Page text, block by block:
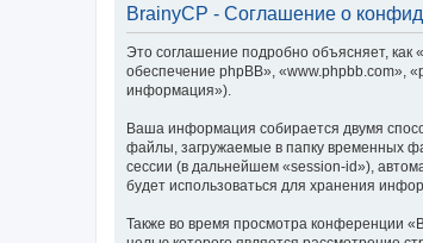
BrainyCP - Соглашение о
Это соглашение подробно объясняет,
обеспечение phpBB», «www.phpbb.com»,
информация»).
Ваша информация собирается двумя
файлы, загружаемые в папку временных
сессии (в дальнейшем «session-id»),
будет использоваться для хранения
Также во время просмотра конференции